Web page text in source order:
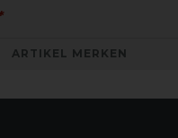
ARTIKEL MERKEN